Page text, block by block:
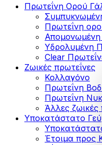
Πρωτεΐνη Ορού
Πρωτεΐνη
Υδρολυμένη
Clear
Ζωικές πρωτεΐνες
Κολλαγόνο
Πρωτεΐνη
Πρωτεΐνη
Άλλες ζωικές
Υποκατάστατο
Έτοιμα προς